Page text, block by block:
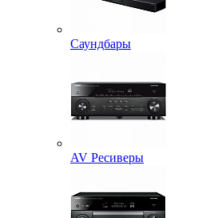
Саундбары
AV Ресиверы